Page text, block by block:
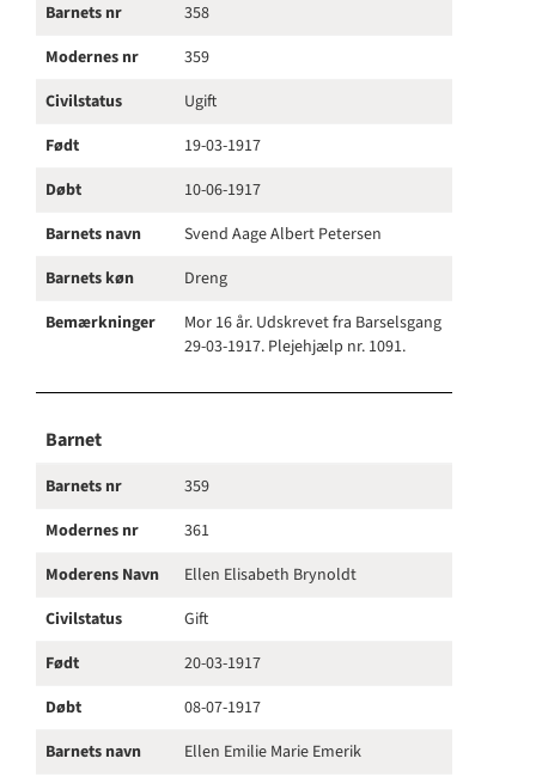
Barnets nr
358
Modernes nr
359
Civilstatus
Ugift
Født
19-03-1917
Døbt
10-06-1917
Barnets navn
Svend Aage Albert Petersen
Barnets køn
Dreng
Bemærkninger
Mor 16 år. Udskrevet fra Barselsgang
29-03-1917. Plejehjælp nr. 1091.
Barnet
Barnets nr
359
Modernes nr
361
Moderens Navn
Ellen Elisabeth Brynoldt
Civilstatus
Gift
Født
20-03-1917
Døbt
08-07-1917
Barnets navn
Ellen Emilie Marie Emerik